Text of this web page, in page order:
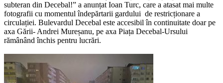
subteran din Decebal!” a anunțat Ioan Turc, care a atasat mai multe
fotografii cu momentul îndepărtarii gardului de restricționare a
circulației. Bulevardul Decebal este accesibil în continuitate doar pe
axa Gării- Andrei Mureșanu, pe axa Piața Decebal-Ursului
rămânând închis pentru lucrări.